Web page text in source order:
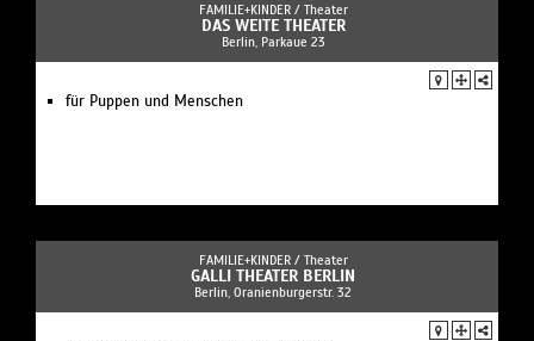
FAMILIE+KINDER / Theater
DAS WEITE THEATER
Berlin, Parkaue 23
für Puppen und Menschen
FAMILIE+KINDER / Theater
GALLI THEATER BERLIN
Berlin, Oranienburgerstr. 32